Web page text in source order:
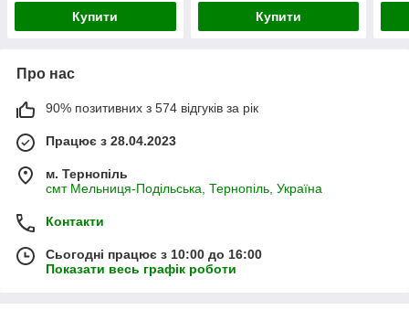
Купити Купити
Про нас
90% позитивних з 574 відгуків за рік
Працює з 28.04.2023
м. Тернопіль
смт Мельниця-Подільська, Тернопіль, Україна
Контакти
Сьогодні працює з 10:00 до 16:00
Показати весь графік роботи